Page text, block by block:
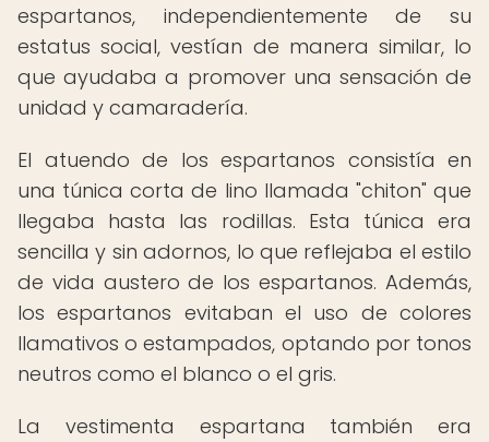
espartanos, independientemente de su
estatus social, vestían de manera similar, lo
que ayudaba a promover una sensación de
unidad y camaradería.
El atuendo de los espartanos consistía en
una túnica corta de lino llamada "chiton" que
llegaba hasta las rodillas. Esta túnica era
sencilla y sin adornos, lo que reflejaba el estilo
de vida austero de los espartanos. Además,
los espartanos evitaban el uso de colores
llamativos o estampados, optando por tonos
neutros como el blanco o el gris.
La vestimenta espartana también era